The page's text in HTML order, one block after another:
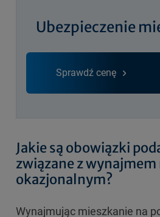
Ubezpieczenie
Sprawdź cenę
Jakie są obowiązki
związane z
okazjonalnym?
Wynajmując mieszkanie na